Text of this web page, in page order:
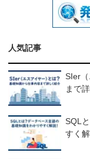
人気記事
SIer
まで
SQL
すく解